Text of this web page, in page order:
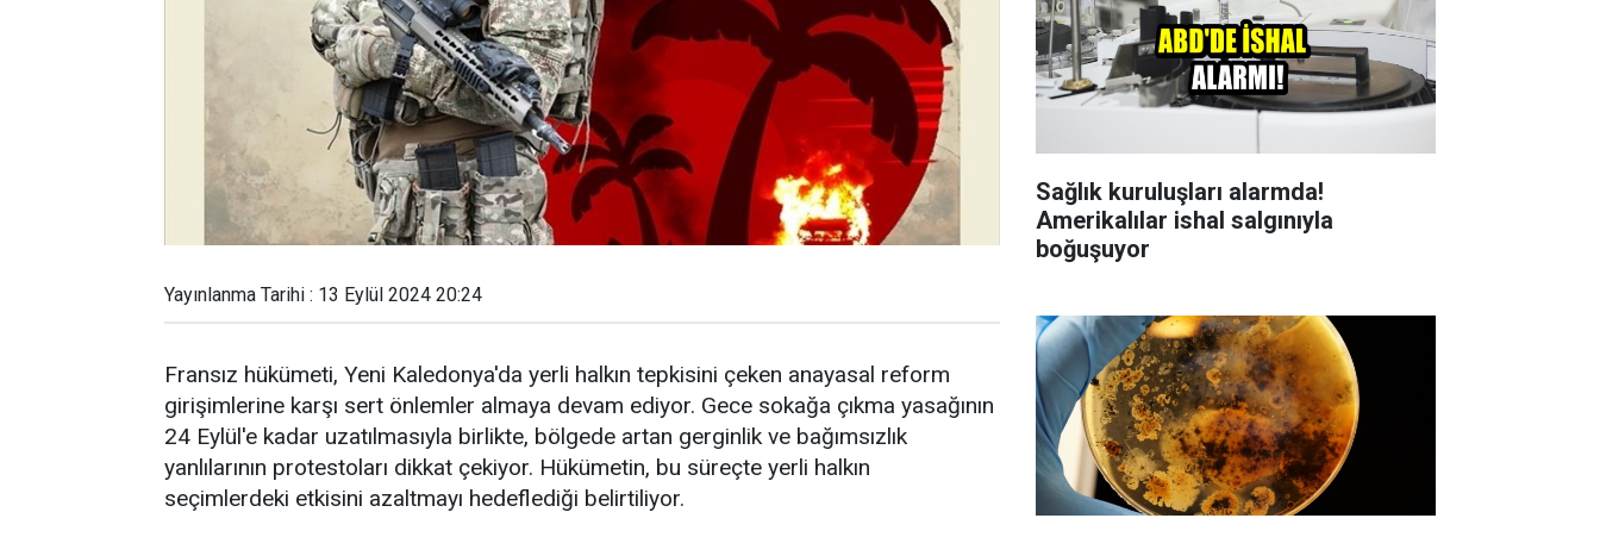
Yayınlanma Tarihi : 13 Eylül 2024 20:24
Fransız hükümeti, Yeni Kaledonya'da yerli halkın tepkisini çeken anayasal reform
girişimlerine karşı sert önlemler almaya devam ediyor. Gece sokağa çıkma yasağının
24 Eylül'e kadar uzatılmasıyla birlikte, bölgede artan gerginlik ve bağımsızlık
yanlılarının protestoları dikkat çekiyor. Hükümetin, bu süreçte yerli halkın
seçimlerdeki etkisini azaltmayı hedeflediği belirtiliyor.
Sağlık kuruluşları alarmda!
Amerikalılar ishal salgınıyla
boğuşuyor